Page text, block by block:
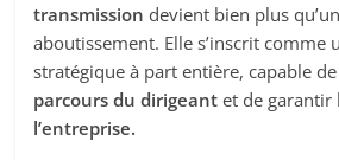
transmission devient bien plus
aboutissement. Elle s’inscrit comme
stratégique à part entière, capable
parcours du dirigeant et de garantir
l’entreprise.